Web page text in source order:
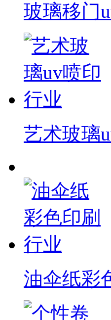
玻璃移门
艺术玻璃
油伞纸彩